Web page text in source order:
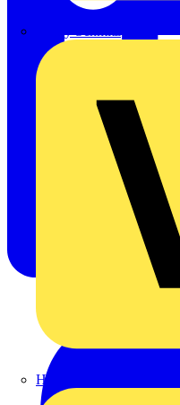
Hardy Schmitz
Heinrich Häusler GmbH